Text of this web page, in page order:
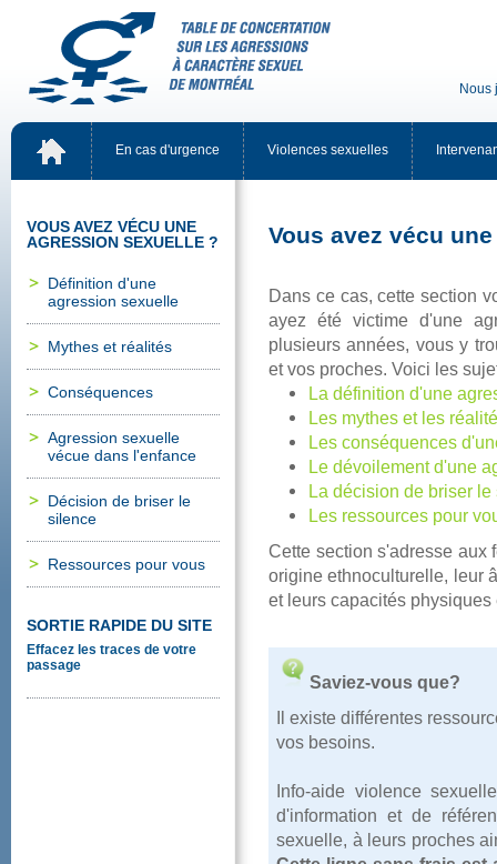
Encasd'urgence Violencessexuelles
VOUSAVEZVÉCUUNE
AGRESSIONSEXUELLE?
Définitiond'une
agressionsexuelle
Mythesetréalités
Conséquences
Agressionsexuelle
vécuedansl'enfance
Décisiondebriserle
silence
Ressourcespourvous
SORTIERAPIDEDUSITE
Effacezlestracesdevotre
passage
Saviez-vousque?
vosbesoins.
Info-